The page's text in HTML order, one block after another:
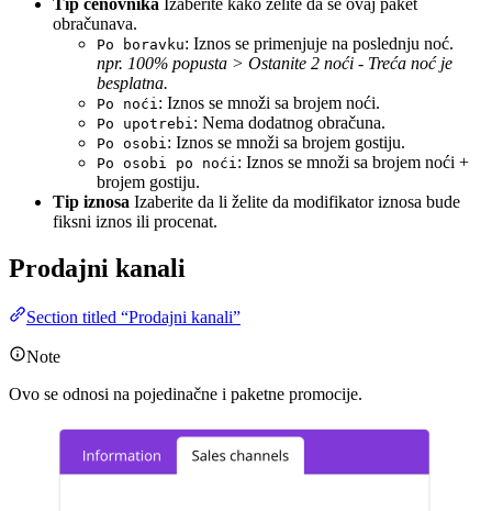
Tip cenovnika Izaberite kako želite da se ovaj paket
obračunava.
Po boravku: Iznos se primenjuje na poslednju noć.
npr. 100% popusta > Ostanite 2 noći - Treća noć je
besplatna.
Po noći: Iznos se množi sa brojem noći.
Po upotrebi: Nema dodatnog obračuna.
Po osobi: Iznos se množi sa brojem gostiju.
Po osobi po noći: Iznos se množi sa brojem noći +
brojem gostiju.
Tip iznosa Izaberite da li želite da modifikator iznosa bude
fiksni iznos ili procenat.
Prodajni kanali
Section titled “Prodajni kanali”
Note
Ovo se odnosi na pojedinačne i paketne promocije.